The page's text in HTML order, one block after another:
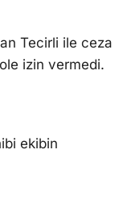
Tecirli ile ceza
izin vermedi.
ekibin